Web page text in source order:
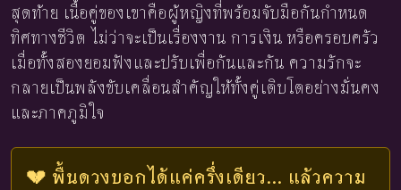
สุดท้าย เนื้อคู่ของเขาคือผู้หญิงที่พร้อมจับมือกันกำหนด
ทิศทางชีวิต ไม่ว่าจะเป็นเรื่องงาน การเงิน หรือครอบครัว
เมื่อทั้งสองยอมฟังและปรับเพื่อกันและกัน ความรักจะ
กลายเป็นพลังขับเคลื่อนสำคัญให้ทั้งคู่เติบโตอย่างมั่นคง
และภาคภูมิใจ
💔 พื้นดวงบอกได้แค่ครึ่งเดียว... แล้วความ